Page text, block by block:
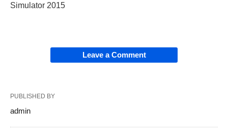
Simulator 2015
Leave a Comment
PUBLISHED BY
admin